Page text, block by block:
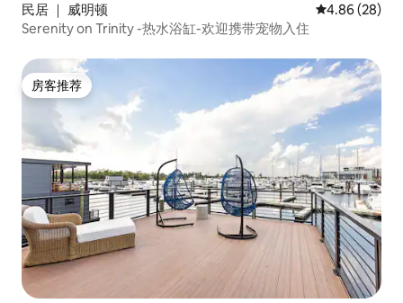
民居 ｜ 威明顿 平均评分 4.86
4.86 (28)
Serenity on Trinity -热水浴缸-欢迎携带宠物入住
房客推荐
房客推荐